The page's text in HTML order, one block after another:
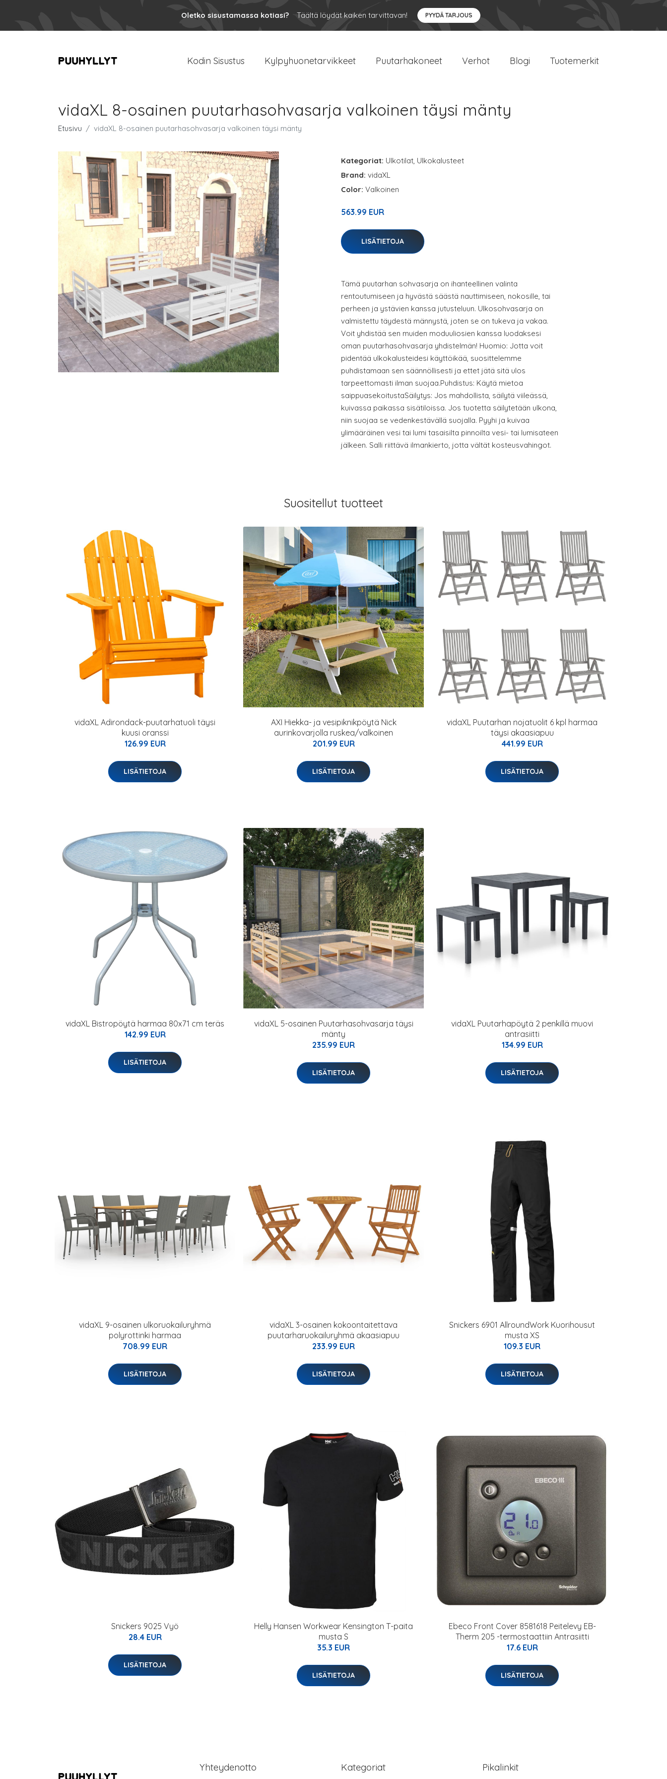
Oletko sisustamassa kotiasi? Täältä löydät kaiken tarvittavan! PYYDÄ TARJOUS
Kodin Sisustus Kylpyhuonetarvikkeet Puutarhakoneet Verhot Blogi Tuotemerkit
vidaXL 8-osainen puutarhasohvasarja valkoinen täysi mänty
Etusivu vidaXL 8-osainen puutarhasohvasarja valkoinen täysi mänty
Kategoriat: Ulkotilat, Ulkokalusteet
Brand: vidaXL
Color: Valkoinen
563.99 EUR
LISÄTIETOJA
Tämä puutarhan sohvasarja on ihanteellinen valinta
rentoutumiseen ja hyvästä säästä nauttimiseen, nokosille, tai
perheen ja ystävien kanssa jutusteluun. Ulkosohvasarja on
valmistettu täydestä männystä, joten se on tukeva ja vakaa.
Voit yhdistää sen muiden moduuliosien kanssa luodaksesi
oman puutarhasohvasarja yhdistelmän! Huomio: Jotta voit
pidentää ulkokalusteidesi käyttöikää, suosittelemme
puhdistamaan sen säännöllisesti ja ettet jätä sitä ulos
tarpeettomasti ilman suojaa.Puhdistus: Käytä mietoa
saippuasekoitustaSäilytys: Jos mahdollista, säilytä viileässä,
kuivassa paikassa sisätiloissa. Jos tuotetta säilytetään ulkona,
niin suojaa se vedenkestävällä suojalla. Pyyhi ja kuivaa
ylimääräinen vesi tai lumi tasaisilta pinnoilta vesi- tai lumisateen
jälkeen. Salli riittävä ilmankierto, jotta vältät kosteusvahingot.
Suositellut tuotteet
vidaXL Adirondack-puutarhatuoli täysi
kuusi oranssi
126.99 EUR
LISÄTIETOJA
AXI Hiekka- ja vesipiknikpöytä Nick
aurinkovarjolla ruskea/valkoinen
201.99 EUR
LISÄTIETOJA
vidaXL Puutarhan nojatuolit 6 kpl harmaa
täysi akaasiapuu
441.99 EUR
LISÄTIETOJA
vidaXL Bistropöytä harmaa 80x71 cm teräs
142.99 EUR
LISÄTIETOJA
vidaXL 5-osainen Puutarhasohvasarja täysi
mänty
235.99 EUR
LISÄTIETOJA
vidaXL Puutarhapöytä 2 penkillä muovi
antrasiitti
134.99 EUR
LISÄTIETOJA
vidaXL 9-osainen ulkoruokailuryhmä
polyrottinki harmaa
708.99 EUR
LISÄTIETOJA
vidaXL 3-osainen kokoontaitettava
puutarharuokailuryhmä akaasiapuu
233.99 EUR
LISÄTIETOJA
Snickers 6901 AllroundWork Kuorihousut
musta XS
109.3 EUR
LISÄTIETOJA
Snickers 9025 Vyö
28.4 EUR
LISÄTIETOJA
Helly Hansen Workwear Kensington T-paita
musta S
35.3 EUR
LISÄTIETOJA
Ebeco Front Cover 8581618 Peitelevy EB-
Therm 205 -termostaattiin Antrasiitti
17.6 EUR
LISÄTIETOJA
Yhteydenotto Kategoriat Pikalinkit